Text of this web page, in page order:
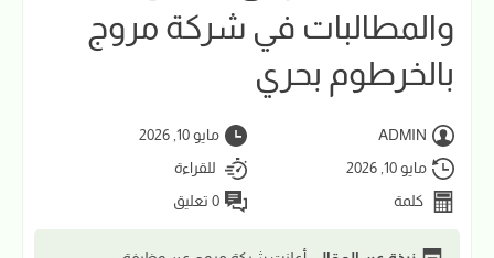
والمطالبات في شركة مروج
بالخرطوم بحري
ADMIN
مايو 10, 2026
مايو 10, 2026
للقراءة
كلمة
0 تعليق